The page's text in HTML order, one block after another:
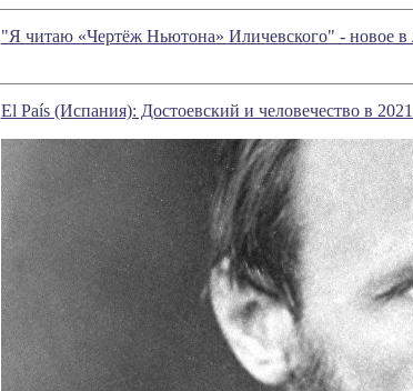
"Я читаю «Чертёж Ньютона» Иличевского" - новое
El País (Испания): Достоевский и человечество в